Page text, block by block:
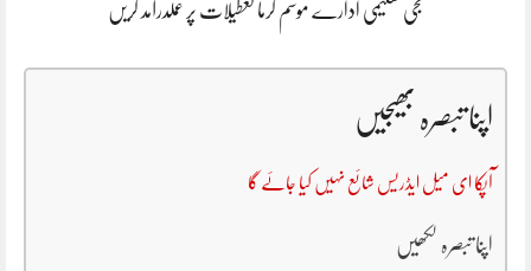
نجی تعلیمی ادارے موسم گرما تعطیلات پر عملدرآمد کریں
اپنا تبصرہ بھیجیں
آپکا ای میل ایڈریس شائع نہیں کیا جائے گا
اپنا تبصرہ لکھیں